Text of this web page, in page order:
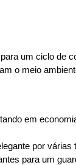
um ciclo de
o meio
em
por várias
para um